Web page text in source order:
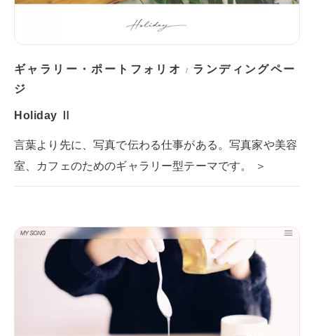
ギャラリー・ポートフォリオ / ランディングペー
ジ
Holiday Ⅱ
言葉より先に、写真で伝わる仕事がある。写真家や美容
室、カフェのためのギャラリー型テーマです。 ＞